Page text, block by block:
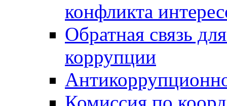
конфликта
Обратная связь
коррупции